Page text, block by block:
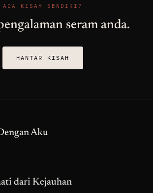
ADA KISAH SENDIRI?
seram anda.
HANTAR KISAH
Aku
dari Kejauhan